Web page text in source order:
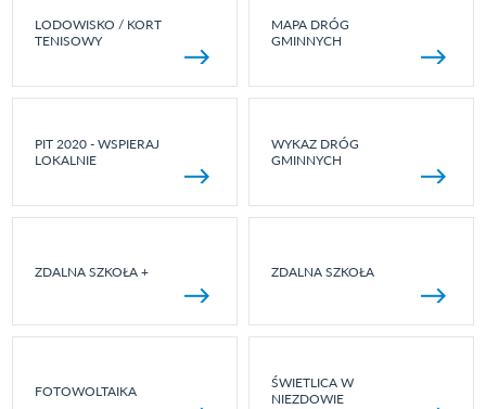
LODOWISKO / KORT
TENISOWY
MAPA DRÓG
GMINNYCH
PIT 2020 - WSPIERAJ
LOKALNIE
WYKAZ DRÓG
GMINNYCH
ZDALNA SZKOŁA + ZDALNA SZKOŁA
FOTOWOLTAIKA
ŚWIETLICA W
NIEZDOWIE